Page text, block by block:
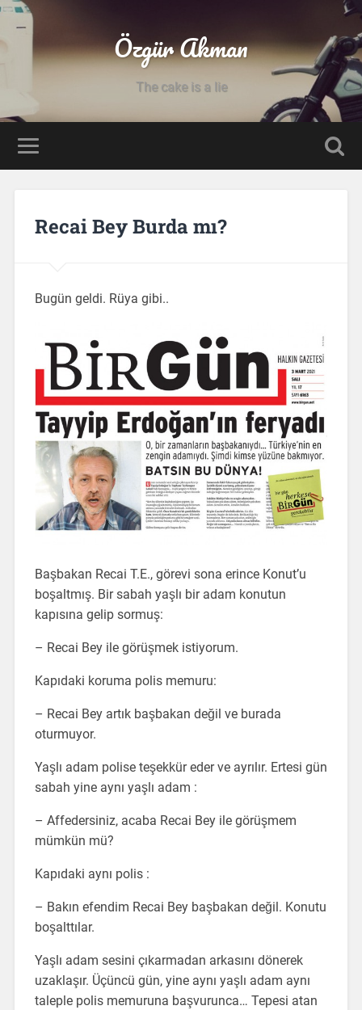
Özgür Akman
The cake is a lie
Recai Bey Burda mı?
Bugün geldi. Rüya gibi..
Başbakan Recai T.E., görevi sona erince Konut’u
boşaltmış. Bir sabah yaşlı bir adam konutun
kapısına gelip sormuş:
– Recai Bey ile görüşmek istiyorum.
Kapıdaki koruma polis memuru:
– Recai Bey artık başbakan değil ve burada
oturmuyor.
Yaşlı adam polise teşekkür eder ve ayrılır. Ertesi gün
sabah yine aynı yaşlı adam :
– Affedersiniz, acaba Recai Bey ile görüşmem
mümkün mü?
Kapıdaki aynı polis :
– Bakın efendim Recai Bey başbakan değil. Konutu
boşalttılar.
Yaşlı adam sesini çıkarmadan arkasını dönerek
uzaklaşır. Üçüncü gün, yine aynı yaşlı adam aynı
taleple polis memuruna başvurunca… Tepesi atan